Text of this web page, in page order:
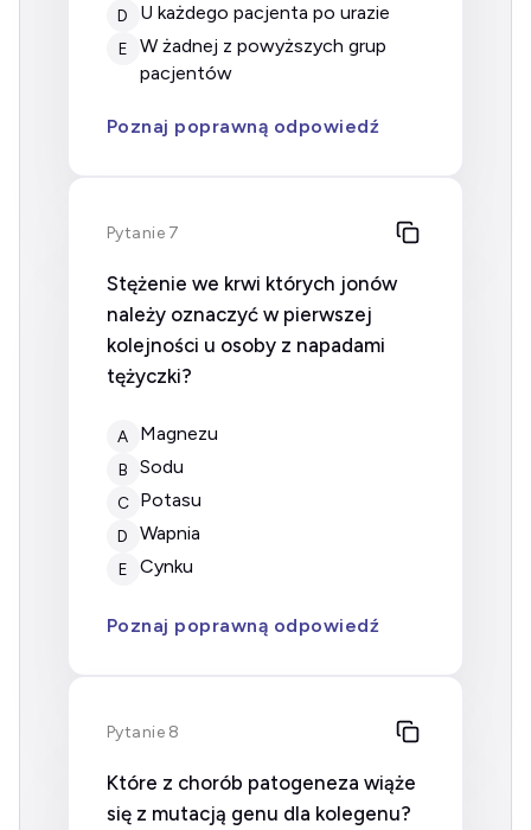
D u każdego pacjenta po urazie
E
w żadnej z powyższych grup
pacjentów
Poznaj poprawną odpowiedź
Pytanie 7
Stężenie we krwi których jonów
należy oznaczyć w pierwszej
kolejności u osoby z napadami
tężyczki?
A magnezu
B sodu
C potasu
D wapnia
E cynku
Poznaj poprawną odpowiedź
Pytanie 8
Które z chorób patogeneza wiąże
się z mutacją genu dla kolegenu?